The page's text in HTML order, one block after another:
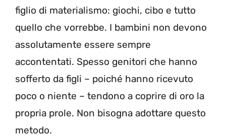
figlio di materialismo: giochi, cibo e tutto
quello che vorrebbe. I bambini non devono
assolutamente essere sempre
accontentati. Spesso genitori che hanno
sofferto da figli – poiché hanno ricevuto
poco o niente – tendono a coprire di oro la
propria prole. Non bisogna adottare questo
metodo.